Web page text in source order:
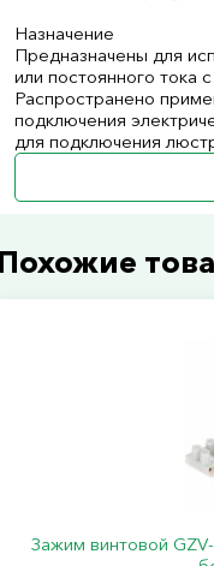
Назначение
Предназначены для
или постоянного тока
Распространено
подключения
для подключения
Зажим винтовой